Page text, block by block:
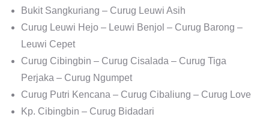
Bukit Sangkuriang – Curug Leuwi Asih
Curug Leuwi Hejo – Leuwi Benjol – Curug Barong –
Leuwi Cepet
Curug Cibingbin – Curug Cisalada – Curug Tiga
Perjaka – Curug Ngumpet
Curug Putri Kencana – Curug Cibaliung – Curug Love
Kp. Cibingbin – Curug Bidadari